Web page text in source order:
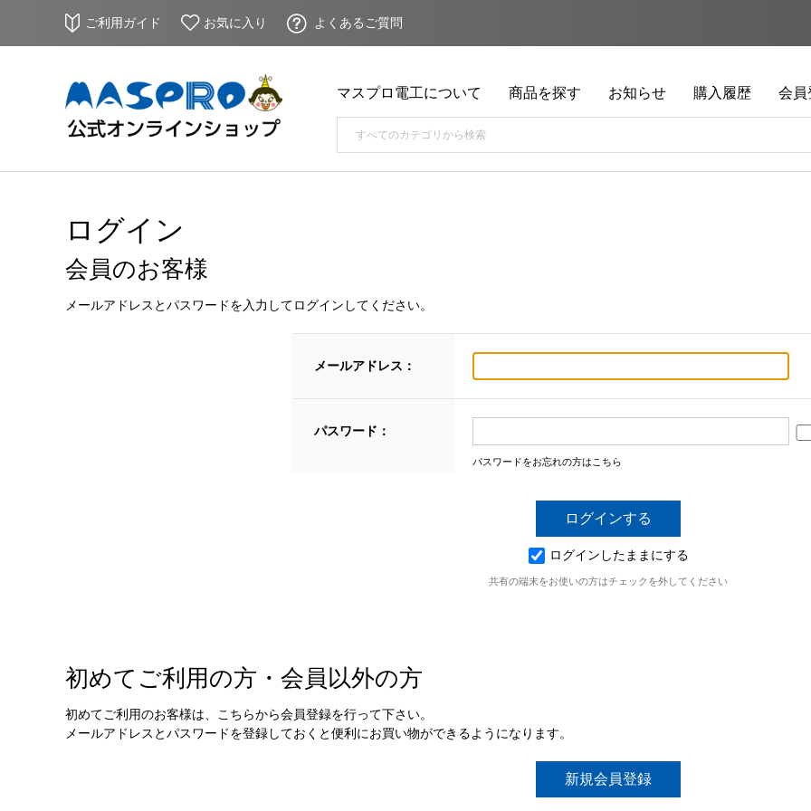
ご利用ガイド お気に入り よくあるご質問
マスプロ電工について 商品を探す お知らせ 購入履歴 会員
ログイン
会員のお客様
メールアドレスとパスワードを入力してログインしてください。
メールアドレス：
パスワード：
パスワードをお忘れの方はこちら
ログインしたままにする
共有の端末をお使いの方はチェックを外してください
初めてご利用の方・会員以外の方
初めてご利用のお客様は、こちらから会員登録を行って下さい。
メールアドレスとパスワードを登録しておくと便利にお買い物ができるようになります。